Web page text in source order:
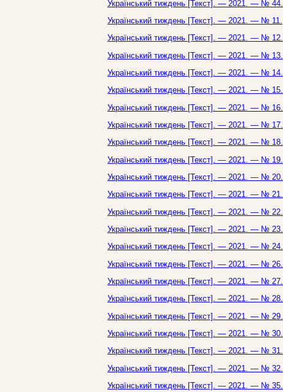
Український тиждень [Текст]. — 2021. — № 44.
Український тиждень [Текст]. — 2021. — № 11.
Український тиждень [Текст]. — 2021. — № 12.
Український тиждень [Текст]. — 2021. — № 13.
Український тиждень [Текст]. — 2021. — № 14.
Український тиждень [Текст]. — 2021. — № 15.
Український тиждень [Текст]. — 2021. — № 16.
Український тиждень [Текст]. — 2021. — № 17.
Український тиждень [Текст]. — 2021. — № 18.
Український тиждень [Текст]. — 2021. — № 19.
Український тиждень [Текст]. — 2021. — № 20.
Український тиждень [Текст]. — 2021. — № 21.
Український тиждень [Текст]. — 2021. — № 22.
Український тиждень [Текст]. — 2021. — № 23.
Український тиждень [Текст]. — 2021. — № 24.
Український тиждень [Текст]. — 2021. — № 26.
Український тиждень [Текст]. — 2021. — № 27.
Український тиждень [Текст]. — 2021. — № 28.
Український тиждень [Текст]. — 2021. — № 29.
Український тиждень [Текст]. — 2021. — № 30.
Український тиждень [Текст]. — 2021. — № 31.
Український тиждень [Текст]. — 2021. — № 32.
Український тиждень [Текст]. — 2021. — № 35.